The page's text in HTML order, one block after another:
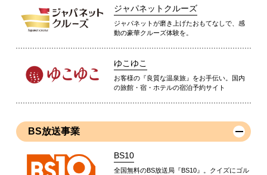
ジャパネットクルーズ
ジャパネットが磨き上げたおもてなしで、感
動の豪華クルーズ体験を。
ゆこゆこ
お客様の『良質な温泉旅』をお手伝い。国内
の旅館・宿・ホテルの宿泊予約サイト
BS放送事業
BS10
全国無料のBS放送局『BS10』。クイズにゴル